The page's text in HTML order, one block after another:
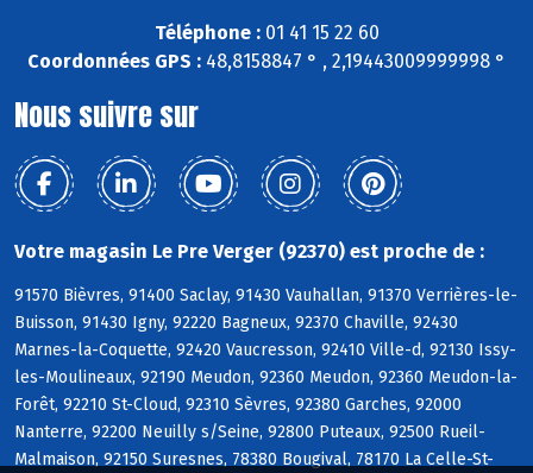
Téléphone :01 41 15 22 60
Coordonnées GPS : 48,8158847 ° , 2,19443009999998 °
Nous suivre sur
Votre magasin Le Pre Verger (92370) est proche de :
91570 Bièvres, 91400 Saclay, 91430 Vauhallan, 91370 Verrières-le-
Buisson, 91430 Igny, 92220 Bagneux, 92370 Chaville, 92430
Marnes-la-Coquette, 92420 Vaucresson, 92410 Ville-d, 92130 Issy-
les-Moulineaux, 92190 Meudon, 92360 Meudon, 92360 Meudon-la-
Forêt, 92210 St-Cloud, 92310 Sèvres, 92380 Garches, 92000
Nanterre, 92200 Neuilly s/Seine, 92800 Puteaux, 92500 Rueil-
Malmaison, 92150 Suresnes, 78380 Bougival, 78170 La Celle-St-